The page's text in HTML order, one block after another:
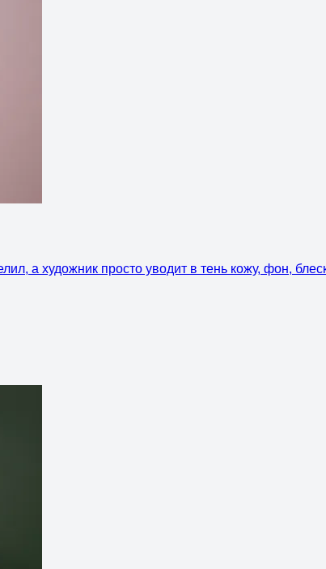
а художник просто уводит в тень кожу, фон,